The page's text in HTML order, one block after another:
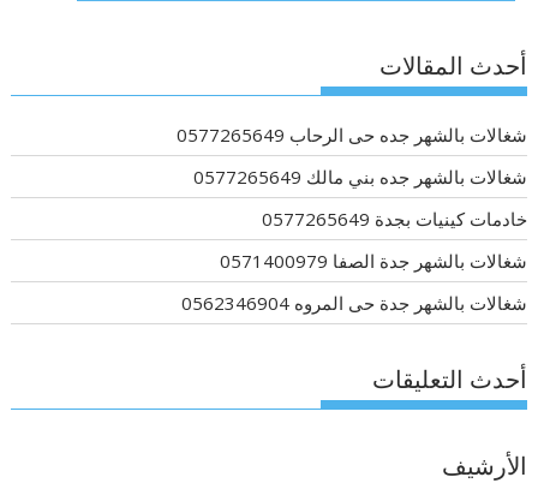
أحدث المقالات
شغالات بالشهر جده حى الرحاب 0577265649
شغالات بالشهر جده بني مالك 0577265649
خادمات كينيات بجدة 0577265649
شغالات بالشهر جدة الصفا 0571400979
شغالات بالشهر جدة حى المروه 0562346904
أحدث التعليقات
الأرشيف